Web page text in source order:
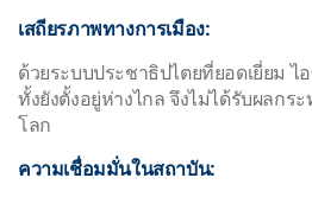
เสถียรภาพทางการเมือง:
ด้วยระบบประชาธิปไตยที่ยอดเยี่ยม
ทั้งยังตั้งอยู่ห่างไกล จึงไม่ได้รับผลกร
โลก
ความเชื่อมมั่นในสถาบัน: